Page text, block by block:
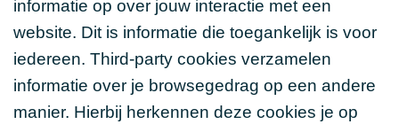
informatie op over jouw interactie met een
website. Dit is informatie die toegankelijk is voor
iedereen. Third-party cookies verzamelen
informatie over je browsegedrag op een andere
manier. Hierbij herkennen deze cookies je op